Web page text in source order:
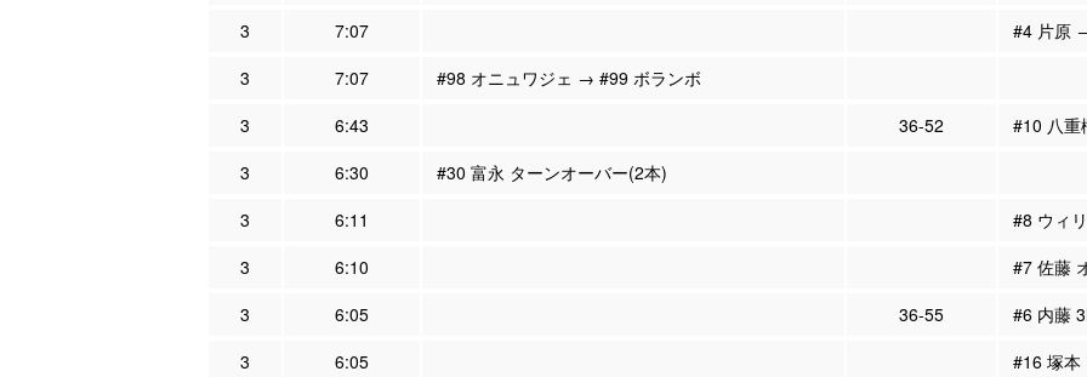
3
7:07
#4 片原
3
7:07
#98 オニュワジェ → #99 ボランボ
3
6:43 36-52
#10 八重
3
6:30
#30 富永 ターンオーバー(2本)
3
6:11
#8 ウィ
3
6:10
#7 佐藤
3
6:05 36-55
#6 内藤
3
6:05
#16 塚本